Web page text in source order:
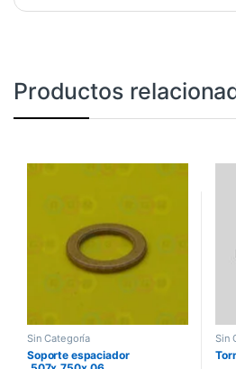
Productos
Sin Categoría
Soporte espaciador
Sin